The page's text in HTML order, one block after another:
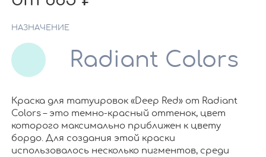
НАЗНАЧЕНИЕ
Radiant Colors
Краска для татуировок «Deep Red» от Radiant
Colors – это темно-красный оттенок, цвет
которого максимально приближен к цвету
бордо. Для создания этой краски
использовалось несколько пигментов, среди